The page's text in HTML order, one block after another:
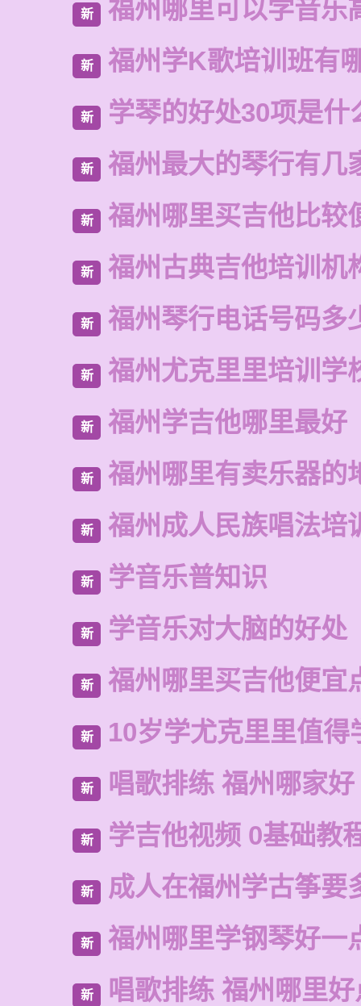
新 福州哪里可以学音乐
新 福州学K歌培训班有
新 学琴的好处30项是什
新 福州最大的琴行有几
新 福州哪里买吉他比较
新 福州古典吉他培训机
新 福州琴行电话号码多
新 福州尤克里里培训学
新 福州学吉他哪里最好
新 福州哪里有卖乐器的
新 福州成人民族唱法培
新 学音乐普知识
新 学音乐对大脑的好处
新 福州哪里买吉他便宜
新 10岁学尤克里里值得
新 唱歌排练 福州哪家好
新 学吉他视频 0基础教
新 成人在福州学古筝要
新 福州哪里学钢琴好一
新 唱歌排练 福州哪里好